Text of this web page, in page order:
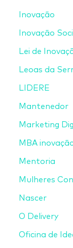
Inovação
Inovação
Lei de
Leoas da
LIDERE
Mantenedor
Marketing
MBA
Mentoria
Mulheres
Nascer
O Delivery
Oficina de